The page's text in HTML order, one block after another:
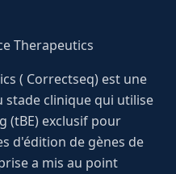
Therapeutics
( Correctseq) est une
stade clinique qui utilise
(tBE) exclusif pour
d'édition de gènes de
a mis au point